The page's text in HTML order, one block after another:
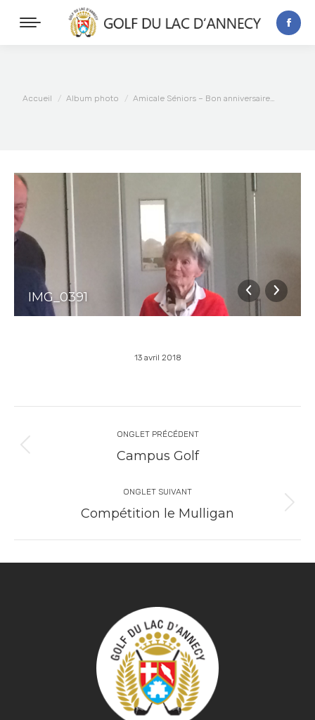
Vous êtes ici :
Accueil Album photo Amicale Séniors – Bon anniversaire…
IMG_0391
13 avril 2018
ONGLET PRÉCÉDENT
Campus Golf
ONGLET SUIVANT
Compétition le Mulligan